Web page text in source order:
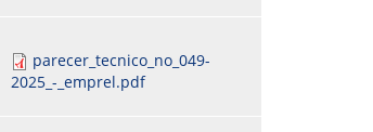
parecer_tecnico_no_049-
2025_-_emprel.pdf